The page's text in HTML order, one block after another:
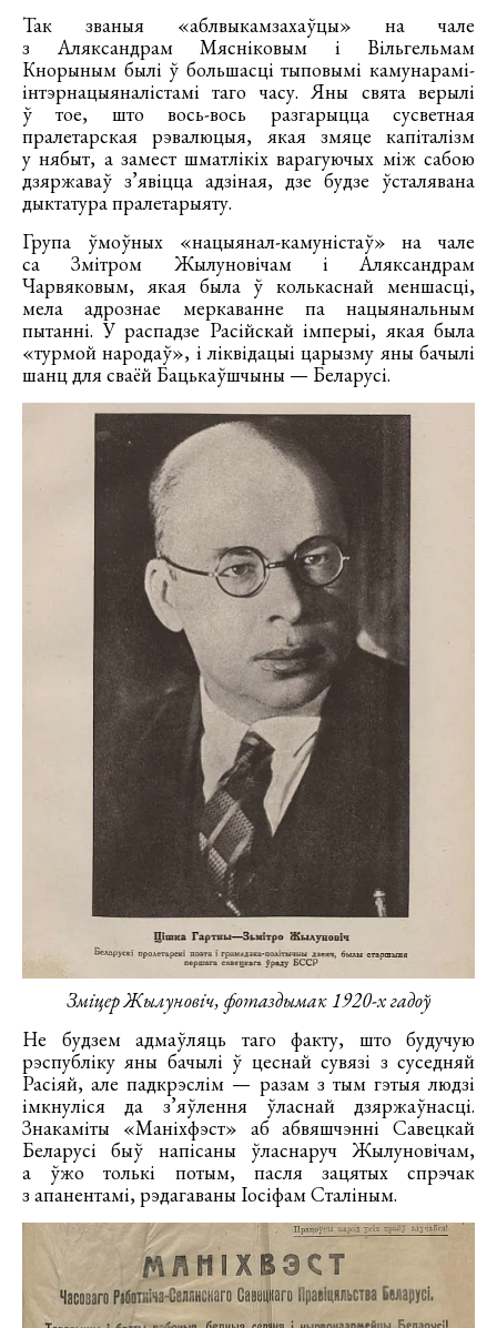
Так званыя «аблвыкамзахаўцы» на чале
з Аляксандрам Мясніковым і Вільгельмам
Кнорыным былі ў большасці тыповымі камунарамі-
інтэрнацыяналістамі таго часу. Яны свята верылі
ў тое, што вось-вось разгарыцца сусветная
пралетарская рэвалюцыя, якая змяце капіталізм
у нябыт, а замест шматлікіх варагуючых між сабою
дзяржаваў з’явіцца адзіная, дзе будзе ўсталявана
дыктатура пралетарыяту.
Група ўмоўных «нацыянал-камуністаў» на чале
са Змітром Жылуновічам і Аляксандрам
Чарвяковым, якая была ў колькаснай меншасці,
мела адрознае меркаванне па нацыянальным
пытанні. У распадзе Расійскай імперыі, якая была
«турмой народаў», і ліквідацыі царызму яны бачылі
шанц для сваёй Бацькаўшчыны — Беларусі.
Зміцер Жылуновіч, фотаздымак 1920-х гадоў
Не будзем адмаўляць таго факту, што будучую
рэспубліку яны бачылі ў цеснай сувязі з суседняй
Расіяй, але падкрэслім — разам з тым гэтыя людзі
імкнуліся да з’яўлення ўласнай дзяржаўнасці.
Знакаміты «Маніхфэст» аб абвяшчэнні Савецкай
Беларусі быў напісаны ўласнаруч Жылуновічам,
а ўжо толькі потым, пасля зацятых спрэчак
з апанентамі, рэдагаваны Іосіфам Сталіным.